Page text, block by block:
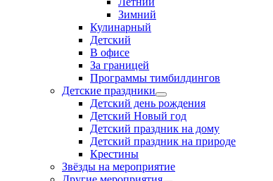
Зимний
Кулинарный
Детский
В офисе
За границей
Программы тимбилдингов
Детские праздники
Детский день рождения
Детский Новый год
Детский праздник на дому
Детский праздник на природе
Крестины
Звёзды на мероприятие